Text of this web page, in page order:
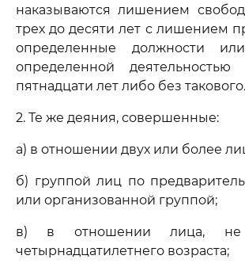
наказываются лишением
трех до десяти лет с лишением
определенные должности
определенной
пятнадцати лет либо без такового.
2. Те же деяния, совершенные:
а) в отношении двух или более
б) группой лиц по
или организованной группой;
в) в отношении лица, не
четырнадцатилетнего возраста;